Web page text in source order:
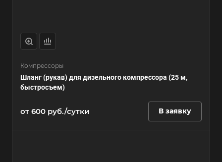
Компрессоры
Шланг (рукав) для дизельного компрессора (25 м,
быстросъем)
от 600 руб./сутки В заявку